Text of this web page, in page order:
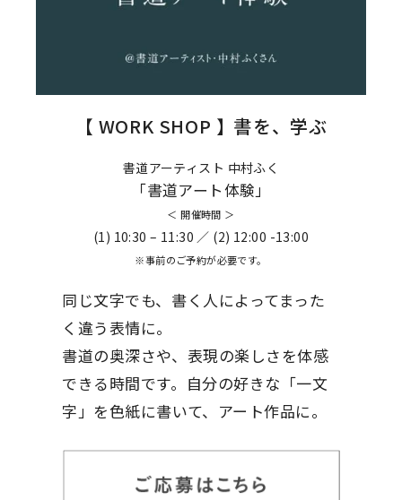
【 WORK SHOP 】書を、学ぶ
書道アーティスト 中村ふく
「書道アート体験」
＜ 開催時間 ＞
(1) 10:30 – 11:30 ／ (2) 12:00 -13:00
※事前のご予約が必要です。
同じ文字でも、書く人によってまった
く違う表情に。
書道の奥深さや、表現の楽しさを体感
できる時間です。自分の好きな「一文
字」を色紙に書いて、アート作品に。